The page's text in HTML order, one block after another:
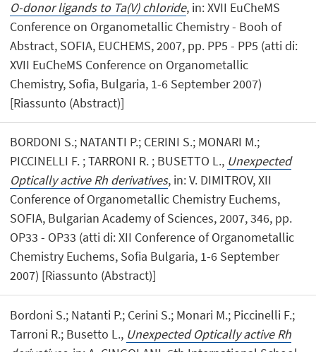
O-donor ligands to Ta(V) chloride, in: XVII EuCheMS
Conference on Organometallic Chemistry - Booh of
Abstract, SOFIA, EUCHEMS, 2007, pp. PP5 - PP5 (atti di:
XVII EuCheMS Conference on Organometallic
Chemistry, Sofia, Bulgaria, 1-6 September 2007)
[Riassunto (Abstract)]
BORDONI S.; NATANTI P.; CERINI S.; MONARI M.;
PICCINELLI F. ; TARRONI R. ; BUSETTO L., Unexpected
Optically active Rh derivatives, in: V. DIMITROV, XII
Conference of Organometallic Chemistry Euchems,
SOFIA, Bulgarian Academy of Sciences, 2007, 346, pp.
OP33 - OP33 (atti di: XII Conference of Organometallic
Chemistry Euchems, Sofia Bulgaria, 1-6 September
2007) [Riassunto (Abstract)]
Bordoni S.; Natanti P.; Cerini S.; Monari M.; Piccinelli F.;
Tarroni R.; Busetto L., Unexpected Optically active Rh